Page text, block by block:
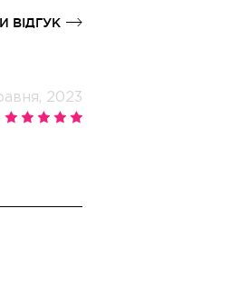
ВІДГУК
2023